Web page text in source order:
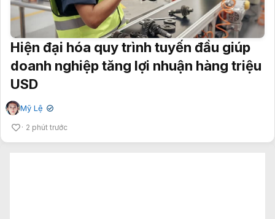
Hiện đại hóa quy trình tuyến đầu giúp
doanh nghiệp tăng lợi nhuận hàng triệu
USD
Mỹ Lệ ✔
2 phút trước